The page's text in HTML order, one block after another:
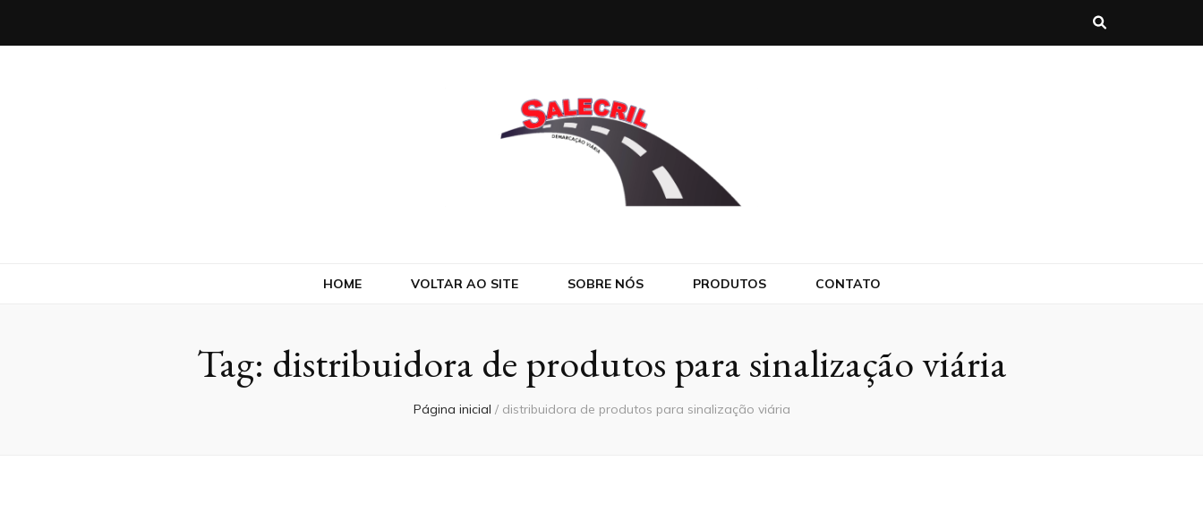
HOME VOLTAR AO SITE SOBRE NÓS PRODUTOS CONTATO
Tag: distribuidora de produtos para sinalização viária
Página inicial / distribuidora de produtos para sinalização viária